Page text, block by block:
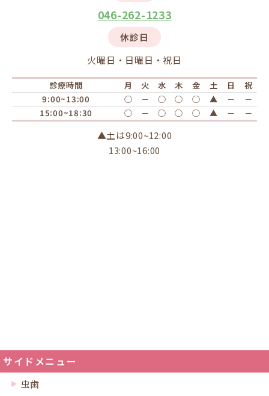
046-262-1233
休診日
火曜日・日曜日・祝日
診療時間 月 火 水 木 金 土 日
祝
9:00~13:00
○ － ○ ○ ○ ▲ －
－
15:00~18:30
○ － ○ ○ ○ ▲ － －
▲土は9:00~12:00
13:00~16:00
サイドメニュー
虫歯